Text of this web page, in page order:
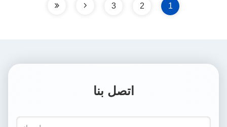
1
2
3
اتصل بنا